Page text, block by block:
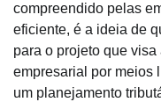
compreendido pelas
eficiente, é a ideia de
para o projeto que
empresarial por meios
um planejamento